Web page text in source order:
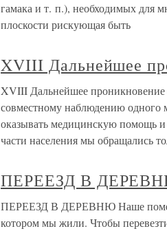
гамака и т. п.), необходимых для
плоскости рискующая быть
XVIII Дальнейшее
XVIII Дальнейшее
совместному наблюдению
оказывать медицинскую помощь
части населения мы обращались
ПЕРЕЕЗД В
ПЕРЕЕЗД В ДЕРЕВНЮ Наше
котором мы жили. Чтобы